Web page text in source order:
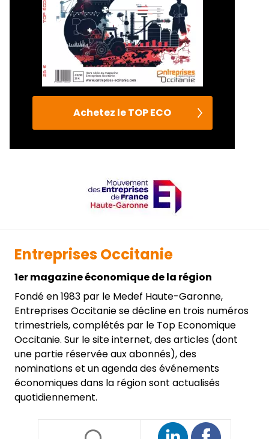
Achetez le TOP ECO
Entreprises Occitanie
1er magazine économique de la région
Fondé en 1983 par le Medef Haute-Garonne,
Entreprises Occitanie se décline en trois numéros
trimestriels, complétés par le Top Economique
Occitanie. Sur le site internet, des articles (dont
une partie réservée aux abonnés), des
nominations et un agenda des événements
économiques dans la région sont actualisés
quotidiennement.